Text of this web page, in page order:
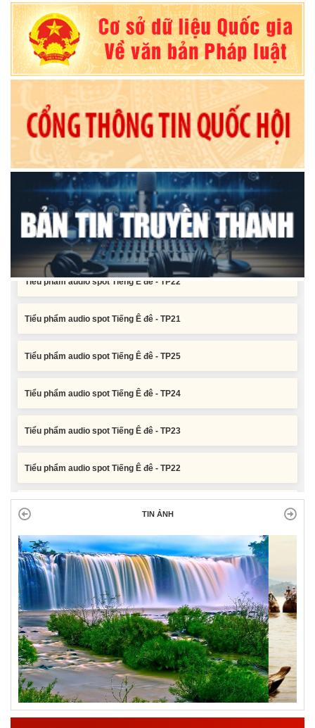
Nghị quyết Về chất vấn tại Kỳ họp thứ Hai, Hội đồng nhân dân tỉnh
Đắk Lắk khóa XI, nhiệm kỳ 2026 - 2031
Nghị quyết Xác nhận kết quả bầu Ủy viên Ủy ban nhân dân tỉnh
Đắk Lắk khoá XI, nhiệm kỳ 2026 - 2031
Tiểu phẩm audio spot Tiếng Ê đê - TP25
Tiểu phẩm audio spot Tiếng Ê đê - TP24
Tiểu phẩm audio spot Tiếng Ê đê - TP23
Tiểu phẩm audio spot Tiếng Ê đê - TP22
Tiểu phẩm audio spot Tiếng Ê đê - TP21
Tiểu phẩm audio spot Tiếng Ê đê - TP25
Tiểu phẩm audio spot Tiếng Ê đê - TP24
Tiểu phẩm audio spot Tiếng Ê đê - TP23
Tiểu phẩm audio spot Tiếng Ê đê - TP22
Tiểu phẩm audio spot Tiếng Ê đê - TP21
TIN ẢNH